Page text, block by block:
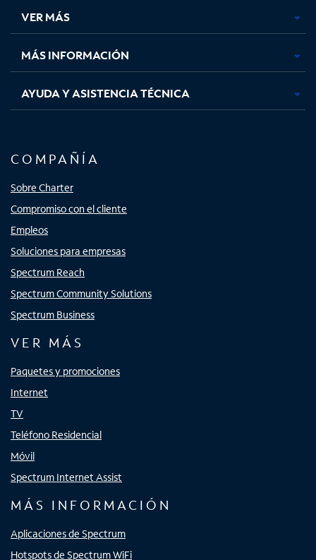
pestaña
nueva
pestaña
nueva
pestaña
nuevanueva
VER MÁS
MÁS INFORMACIÓN
AYUDA Y ASISTENCIA TÉCNICA
COMPAÑÍA
Sobre Charter
Compromiso con el cliente
Empleos
Soluciones para empresas
Spectrum Reach
Spectrum Community Solutions
Spectrum Business
VER MÁS
Paquetes y promociones
Internet
TV
Teléfono Residencial
Móvil
Spectrum Internet Assist
MÁS INFORMACIÓN
Aplicaciones de Spectrum
Hotspots de Spectrum WiFi